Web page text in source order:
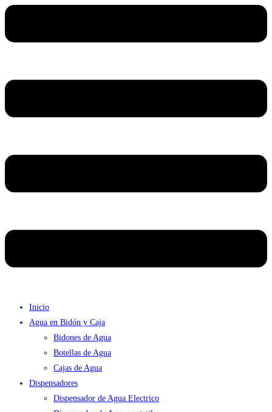
Inicio
Agua en Bidón y Caja
Bidones de Agua
Botellas de Agua
Cajas de Agua
Dispensadores
Dispensador de Agua Electrico